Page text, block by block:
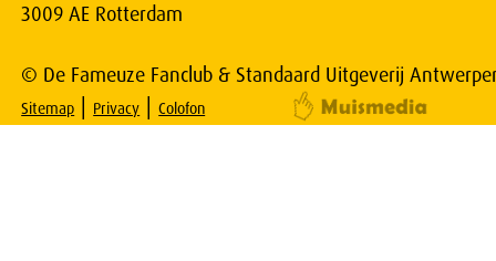
3009 AE Rotterdam
© De Fameuze Fanclub & Standaard Uitgeverij
Sitemap | Privacy |Colofon